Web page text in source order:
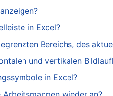
in Excel?
Bereichs, des
und vertikalen
in Excel?